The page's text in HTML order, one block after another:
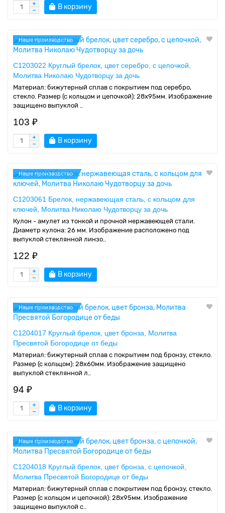
В корзину
Наше производство
C1203022 Круглый брелок, цвет серебро, с цепочкой,
Молитва Николаю Чудотворцу за дочь
Материал: бижутерный сплав с покрытием под серебро,
стекло. Размер (с кольцом и цепочкой): 28х95мм. Изображение
защищено выпуклой ..
103 ₽
В корзину
Наше производство
C1203061 Брелок, нержавеющая сталь, с кольцом для
ключей, Молитва Николаю Чудотворцу за дочь
Кулон - амулет из тонкой и прочной нержавеющей стали.
Диаметр кулона: 26 мм. Изображение расположено под
выпуклой стеклянной линзо..
122 ₽
В корзину
Наше производство
C1204017 Круглый брелок, цвет бронза, Молитва
Пресвятой Богородице от беды
Материал: бижутерный сплав с покрытием под бронзу, стекло.
Размер (с кольцом): 28х60мм. Изображение защищено
выпуклой стеклянной л..
94 ₽
В корзину
Наше производство
C1204018 Круглый брелок, цвет бронза, с цепочкой,
Молитва Пресвятой Богородице от беды
Материал: бижутерный сплав с покрытием под бронзу, стекло.
Размер (с кольцом и цепочкой): 28х95мм. Изображение
защищено выпуклой с..